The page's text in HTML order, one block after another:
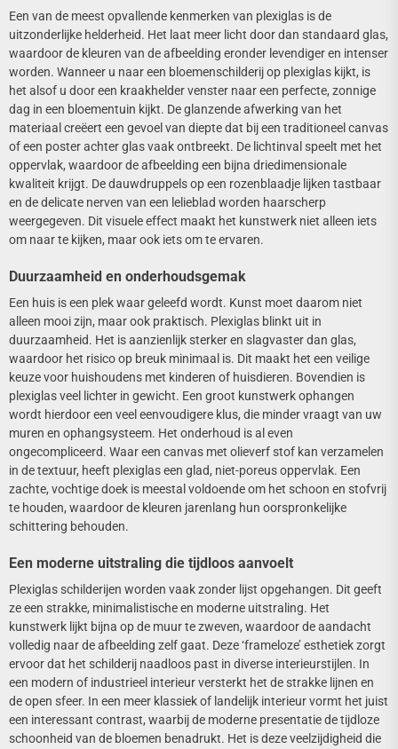
Een van de meest opvallende kenmerken van plexiglas is de
uitzonderlijke helderheid. Het laat meer licht door dan standaard glas,
waardoor de kleuren van de afbeelding eronder levendiger en intenser
worden. Wanneer u naar een bloemenschilderij op plexiglas kijkt, is
het alsof u door een kraakhelder venster naar een perfecte, zonnige
dag in een bloementuin kijkt. De glanzende afwerking van het
materiaal creëert een gevoel van diepte dat bij een traditioneel canvas
of een poster achter glas vaak ontbreekt. De lichtinval speelt met het
oppervlak, waardoor de afbeelding een bijna driedimensionale
kwaliteit krijgt. De dauwdruppels op een rozenblaadje lijken tastbaar
en de delicate nerven van een lelieblad worden haarscherp
weergegeven. Dit visuele effect maakt het kunstwerk niet alleen iets
om naar te kijken, maar ook iets om te ervaren.
Duurzaamheid en onderhoudsgemak
Een huis is een plek waar geleefd wordt. Kunst moet daarom niet
alleen mooi zijn, maar ook praktisch. Plexiglas blinkt uit in
duurzaamheid. Het is aanzienlijk sterker en slagvaster dan glas,
waardoor het risico op breuk minimaal is. Dit maakt het een veilige
keuze voor huishoudens met kinderen of huisdieren. Bovendien is
plexiglas veel lichter in gewicht. Een groot kunstwerk ophangen
wordt hierdoor een veel eenvoudigere klus, die minder vraagt van uw
muren en ophangsysteem. Het onderhoud is al even
ongecompliceerd. Waar een canvas met olieverf stof kan verzamelen
in de textuur, heeft plexiglas een glad, niet-poreus oppervlak. Een
zachte, vochtige doek is meestal voldoende om het schoon en stofvrij
te houden, waardoor de kleuren jarenlang hun oorspronkelijke
schittering behouden.
Een moderne uitstraling die tijdloos aanvoelt
Plexiglas schilderijen worden vaak zonder lijst opgehangen. Dit geeft
ze een strakke, minimalistische en moderne uitstraling. Het
kunstwerk lijkt bijna op de muur te zweven, waardoor de aandacht
volledig naar de afbeelding zelf gaat. Deze ‘frameloze’ esthetiek zorgt
ervoor dat het schilderij naadloos past in diverse interieurstijlen. In
een modern of industrieel interieur versterkt het de strakke lijnen en
de open sfeer. In een meer klassiek of landelijk interieur vormt het juist
een interessant contrast, waarbij de moderne presentatie de tijdloze
schoonheid van de bloemen benadrukt. Het is deze veelzijdigheid die